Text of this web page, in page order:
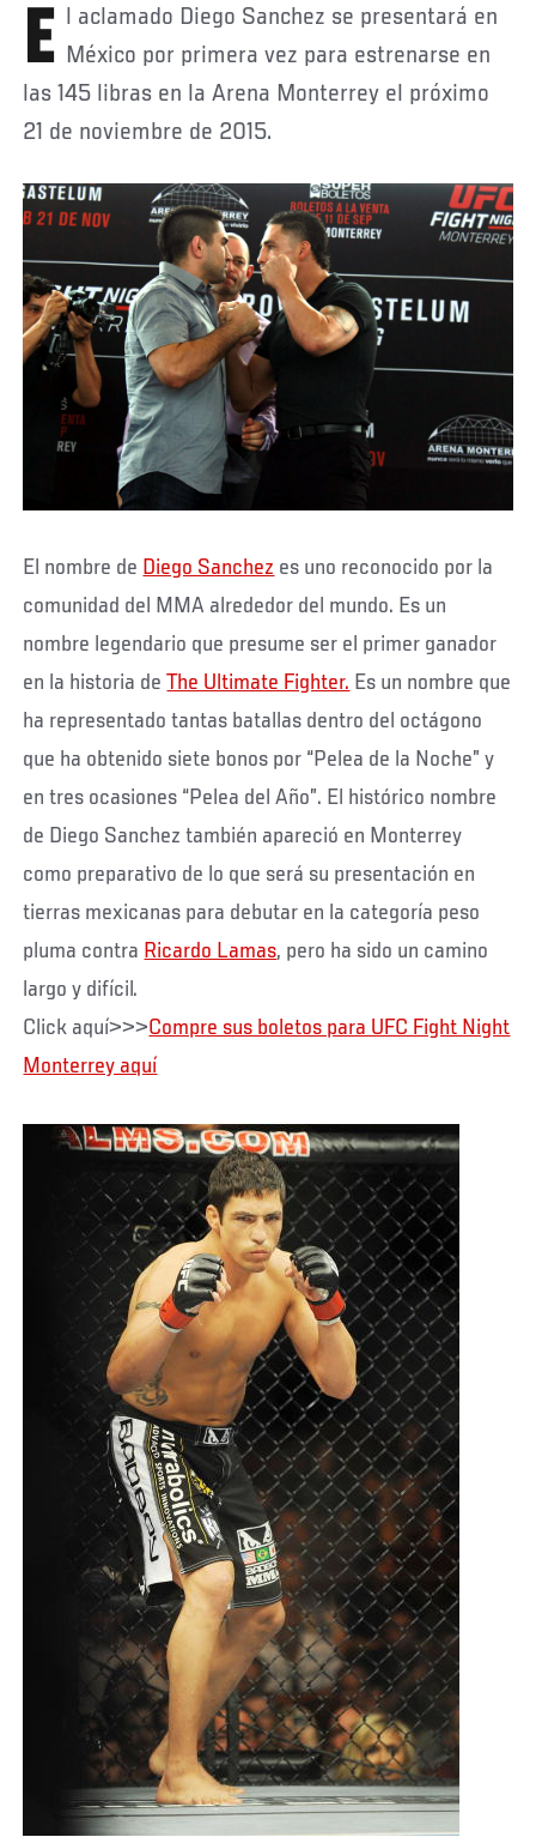
El aclamado Diego Sanchez se presentará en México por primera vez para estrenarse en
las 145 libras en la Arena Monterrey el próximo
21 de noviembre de 2015.
El nombre de Diego Sanchez es uno reconocido por la
comunidad del MMA alrededor del mundo. Es un
nombre legendario que presume ser el primer ganador
en la historia deThe Ultimate Fighter. Es un nombre que
ha representado tantas batallas dentro del octágono
que ha obtenido siete bonos por “Pelea de la Noche” y
en tres ocasiones “Pelea del Año”. El histórico nombre
de Diego Sanchez también apareció en Monterrey
como preparativo de lo que será su presentación en
tierras mexicanas para debutar en la categoría peso
pluma contra Ricardo Lamas, pero ha sido un camino
largo y difícil.
Click aquí>>>Compre sus boletos para UFC Fight Night
Monterrey aquí